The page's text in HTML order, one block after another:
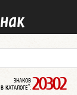
ЗНАКОВ
В КАТАЛОГЕ*: 20302